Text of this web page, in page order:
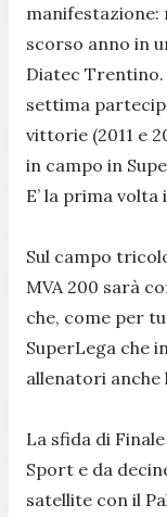
manifestazione:
scorso anno in
Diatec
settima
vittorie (2011 e
in campo in
E’ la prima
Sul campo
MVA 200 sarà
che, come per
SuperLega che
allenatori anche
La sfida di
Sport e da
satellite con il